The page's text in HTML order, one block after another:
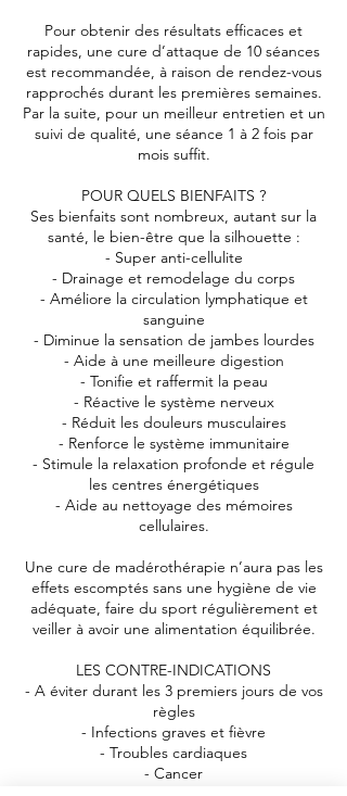
Pour obtenir des résultats efficaces et
rapides, une cure d’attaque de 10 séances
est recommandée, à raison de rendez-vous
rapprochés durant les premières semaines.
Par la suite, pour un meilleur entretien et un
suivi de qualité, une séance 1 à 2 fois par
mois suffit.
POUR QUELS BIENFAITS ?
Ses bienfaits sont nombreux, autant sur la
santé, le bien-être que la silhouette :
- Super anti-cellulite
- Drainage et remodelage du corps
- Améliore la circulation lymphatique et
sanguine
- Diminue la sensation de jambes lourdes
- Aide à une meilleure digestion
- Tonifie et raffermit la peau
- Réactive le système nerveux
- Réduit les douleurs musculaires
- Renforce le système immunitaire
- Stimule la relaxation profonde et régule
les centres énergétiques
- Aide au nettoyage des mémoires
cellulaires.
Une cure de madérothérapie n’aura pas les
effets escomptés sans une hygiène de vie
adéquate, faire du sport régulièrement et
veiller à avoir une alimentation équilibrée.
LES CONTRE-INDICATIONS
- A éviter durant les 3 premiers jours de vos
règles
- Infections graves et fièvre
- Troubles cardiaques
- Cancer